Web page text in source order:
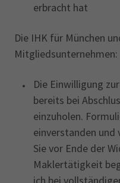
erbracht hat
Die IHK für München
Mitgliedsunternehmen:
Die Einwilligung
bereits bei
einzuholen.
einverstanden und
Sie vor Ende der
Maklertätigkeit